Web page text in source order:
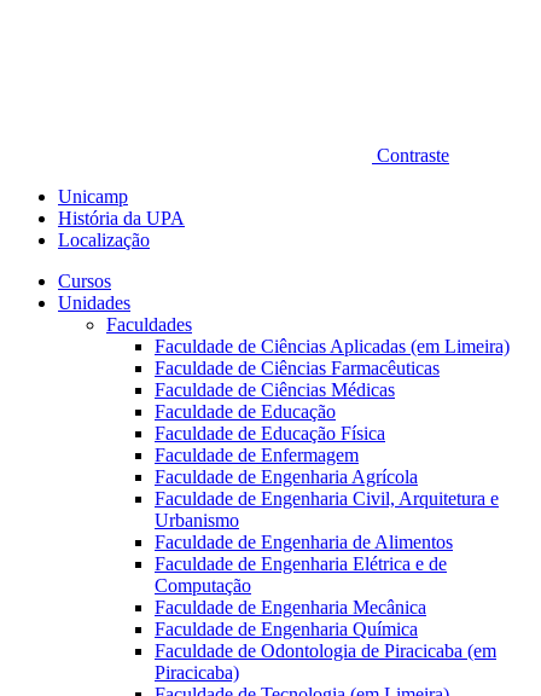
Contraste
Unicamp
História da UPA
Localização
Cursos
Unidades
Faculdades
Faculdade de Ciências Aplicadas (em Limeira)
Faculdade de Ciências Farmacêuticas
Faculdade de Ciências Médicas
Faculdade de Educação
Faculdade de Educação Física
Faculdade de Enfermagem
Faculdade de Engenharia Agrícola
Faculdade de Engenharia Civil, Arquitetura e
Urbanismo
Faculdade de Engenharia de Alimentos
Faculdade de Engenharia Elétrica e de
Computação
Faculdade de Engenharia Mecânica
Faculdade de Engenharia Química
Faculdade de Odontologia de Piracicaba (em
Piracicaba)